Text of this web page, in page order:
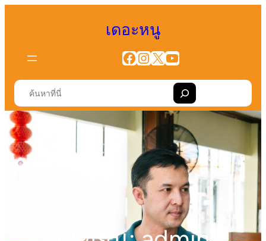
เดอะหนู
Facebook InstagramX YouTube
S
e
a
r
c